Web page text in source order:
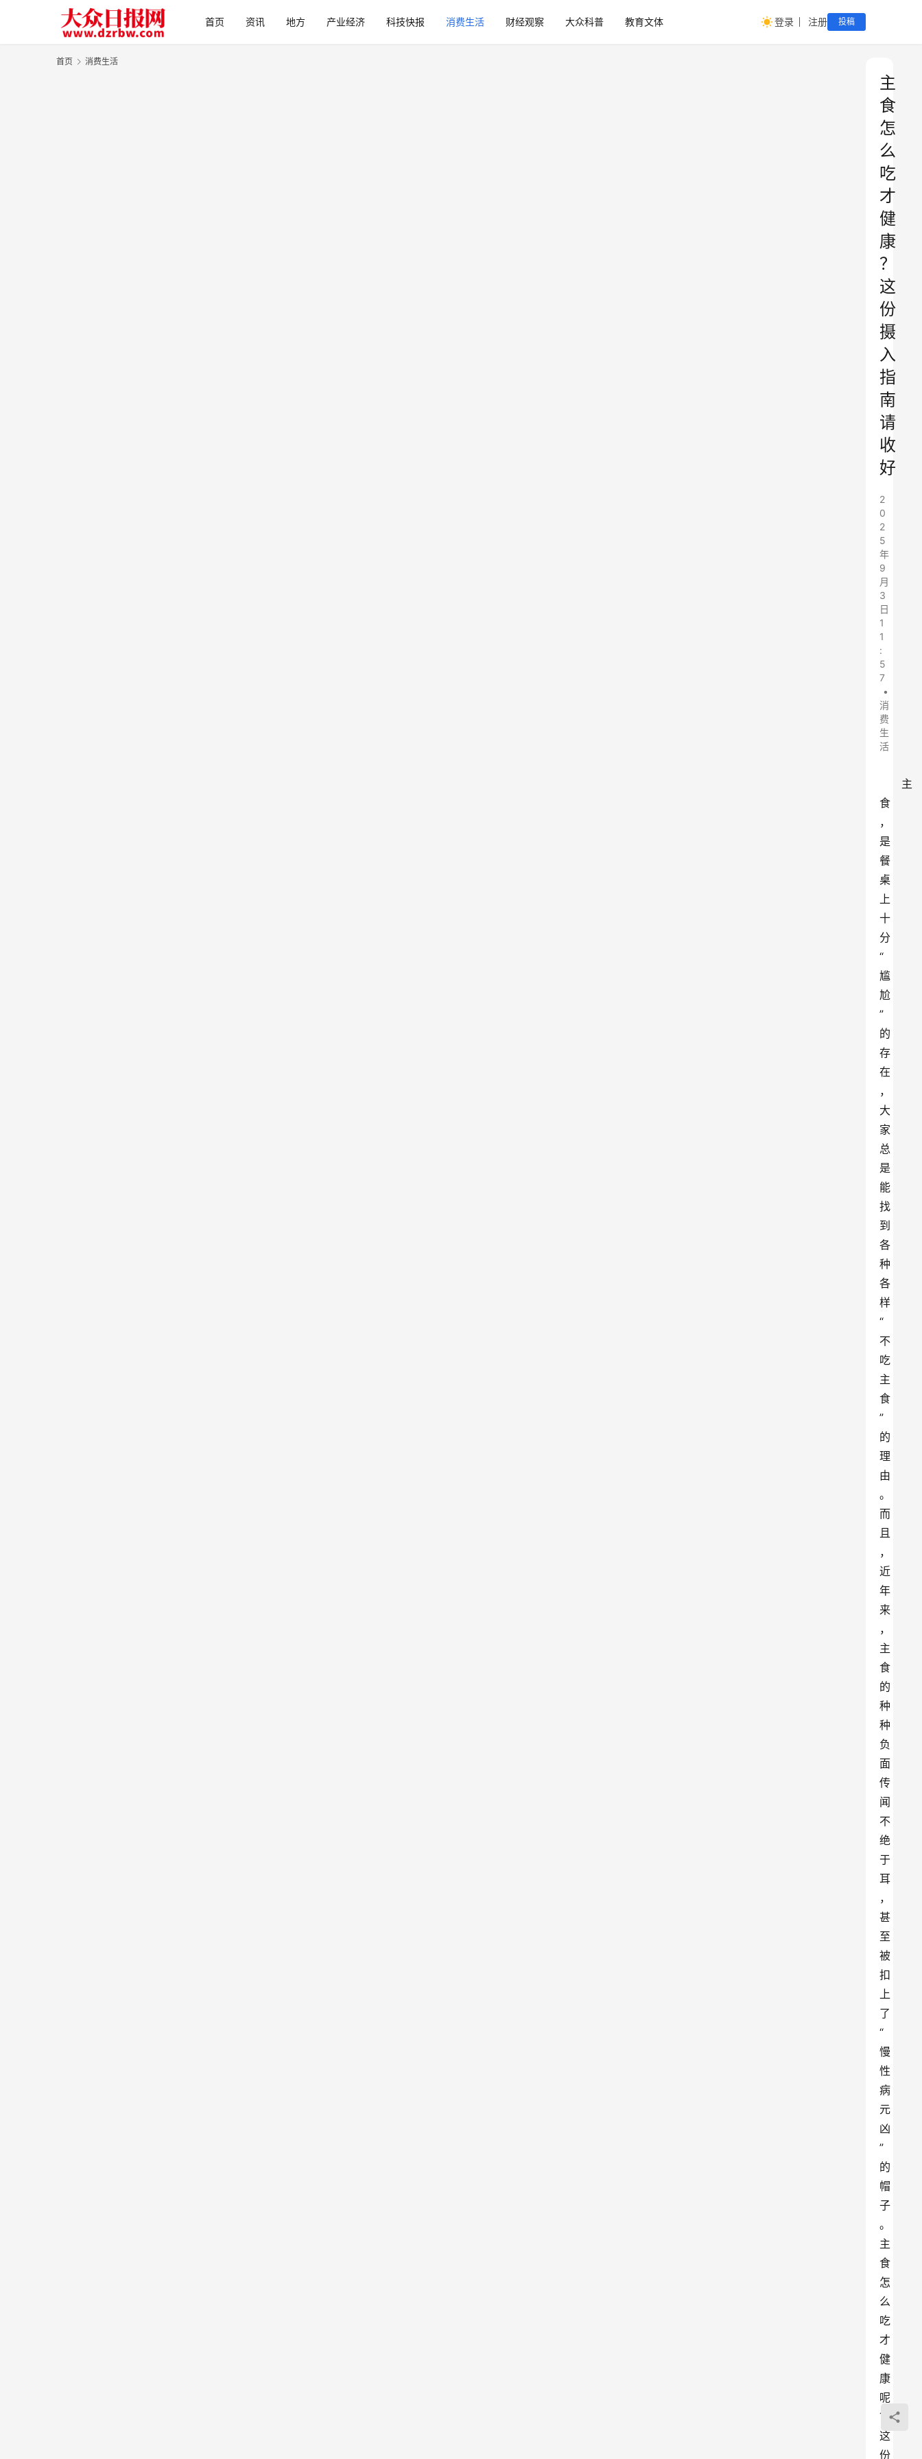
首页 资讯 地方 产业经济 科技快报 消费生活 财经观察 大众科普 教育文体 登录 注册 投稿
首页 消费生活
主
食
怎
么
吃
才
健
康
？
这
份
摄
入
指
南
请
收
好
2
0
2
5
年
9
月
3
日
1
1
:
5
7
•
消
费
生
活
主
食
，
是
餐
桌
上
十
分
“
尴
尬
”
的
存
在
，
大
家
总
是
能
找
到
各
种
各
样
“
不
吃
主
食
”
的
理
由
。
而
且
，
近
年
来
，
主
食
的
种
种
负
面
传
闻
不
绝
于
耳
，
甚
至
被
扣
上
了
“
慢
性
病
元
凶
”
的
帽
子
。
主
食
怎
么
吃
才
健
康
呢
？
这
份